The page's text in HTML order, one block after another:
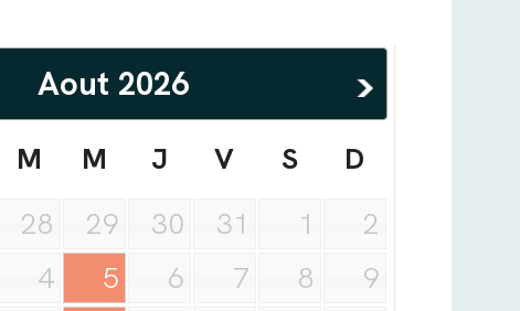
Aout 2026
M M J V S
D
28 29 30 31 1
2
4 5 6 7 8
9